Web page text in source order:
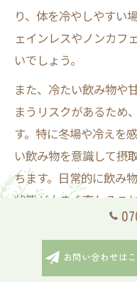
り、体を冷やしやすい
ェインレスやノンカフ
いでしょう。
また、冷たい飲み物や
まうリスクがあるため
す。特に冬場や冷えを
い飲み物を意識して摂
ちます。日常的に飲み
状態が大きく変わるこ
体験談に学ぶ冷え性
実際に冷え性に悩む多
お問い合わせは